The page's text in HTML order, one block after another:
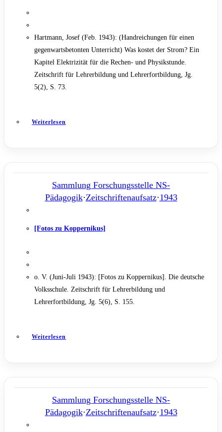
Hartmann, Josef (Feb. 1943): (Handreichungen für einen
gegenwartsbetonten Unterricht) Was kostet der Strom? Ein
Kapitel Elektrizität für die Rechen- und Physikstunde.
Zeitschrift für Lehrerbildung und Lehrerfortbildung, Jg.
5(2), S. 73.
Weiterlesen
Sammlung Forschungsstelle NS-
Pädagogik·Zeitschriftenaufsatz·1943
[Fotos zu Koppernikus]
o. V. (Juni-Juli 1943): [Fotos zu Koppernikus]. Die deutsche
Volksschule. Zeitschrift für Lehrerbildung und
Lehrerfortbildung, Jg. 5(6), S. 155.
Weiterlesen
Sammlung Forschungsstelle NS-
Pädagogik·Zeitschriftenaufsatz·1943